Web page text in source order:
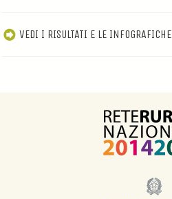
VEDI I RISULTATI E LE INFOGRAFICHE